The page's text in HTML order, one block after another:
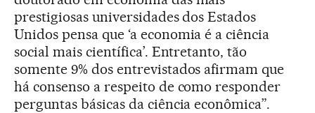
prestigiosas universidades dos Estados
Unidos pensa que ‘a economia é a ciência
social mais científica’. Entretanto, tão
somente 9% dos entrevistados afirmam que
há consenso a respeito de como responder
perguntas básicas da ciência econômica”.